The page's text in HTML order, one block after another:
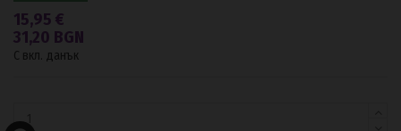
15,95 €
31,20 BGN
С вкл. данък